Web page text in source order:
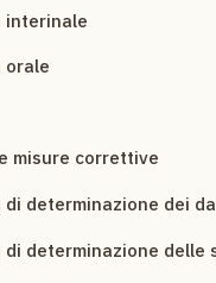
interinale
orale
misure correttive
di determinazione dei
di determinazione delle